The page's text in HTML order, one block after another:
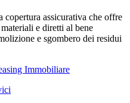
assicurativa che offre
e diretti al bene
e sgombero dei residui
Immobiliare